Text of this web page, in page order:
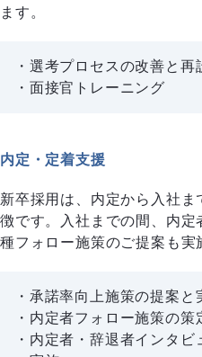
ます。
選考プロセスの改善と再
面接官トレーニング
内定・定着支援
新卒採用は、内定から入社
徴です。入社までの間、内定
種フォロー施策のご提案も実
承諾率向上施策の提案と
内定者フォロー施策の策
内定者・辞退者インタビ